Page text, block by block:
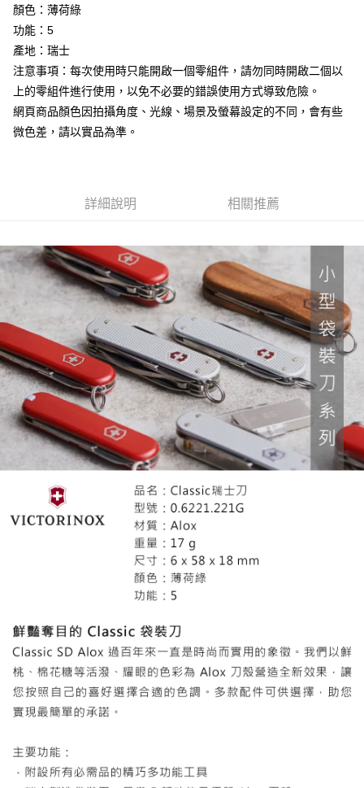
【「AFTEE先享後付」結帳流程】
１．於結帳方式選擇「AFTEE先享後付」後，將跳轉至「AFTEE先享後付」
２．訂單成立數日內，您將收到繳費通知簡訊。
３．收到繳費通知簡訊後14天內，點擊此簡訊中的連結，可透過四大超商／
ATM／網路銀行／等多元方式進行付款，方視為交易完成。
※ 請注意：結帳手續完成當下不需立刻繳費，但若您需要取消訂單，請聯絡
購買商品的店家。未經商家同意取消之訂單仍視為有效，需透過AFTEE先享
後付繳納相關費用。
權轉讓予恩沛科技股份有限公司。
２．關於個人資料處理事宜，請瀏覽以下網址：
https://aftee.tw/terms/#terms3
３．未成年的使用者請事先徵得法定代理人或監護人之同意方可使用
「AFTEE先享後付」，若未經同意申辦者引起之損失，本公司不負相關責
４．使用「AFTEE先享後付」時，將依據個別帳號之用戶狀況，依本公司即
時審查核予不同之上限額度；若仍有額度不足之情形，本公司將視審查結果
請求用戶進行身份認證。
５．嚴禁一人註冊多個帳號或使用他人資訊註冊。若發現惡意使用之情形，
恩沛科技股份有限公司將有權停止該用戶之使用額度並採取法律行動。
全家取貨付款
每筆NT$60，滿NT$499(含以上)免運費
7-11取貨付款
每筆NT$60，滿NT$799(含以上)免運費
每筆NT$130，滿NT$3,000(含以上)免運費
顏色：薄荷綠
功能：5
產地：瑞士
注意事項：每次使用時只能開啟一個零組件，請勿同時開啟二個以
上的零組件進行使用，以免不必要的錯誤使用方式導致危險。
網頁商品顏色因拍攝角度、光線、場景及螢幕設定的不同，會有些
微色差，請以實品為準。
詳細說明 相關推薦